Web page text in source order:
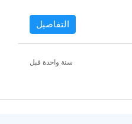
التفاصيل
‏سنة واحدة قبل